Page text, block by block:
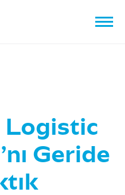
Logistic
Geride